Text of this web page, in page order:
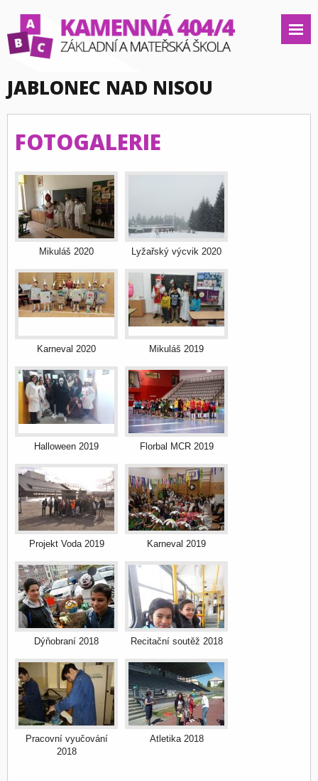
JABLONEC NAD NISOU
FOTOGALERIE
Mikuláš 2020 Lyžařský výcvik 2020
Karneval 2020 Mikuláš 2019
Halloween 2019 Florbal MCR 2019
Projekt Voda 2019 Karneval 2019
Dýňobraní 2018 Recitační soutěž 2018
Pracovní vyučování
2018
Atletika 2018